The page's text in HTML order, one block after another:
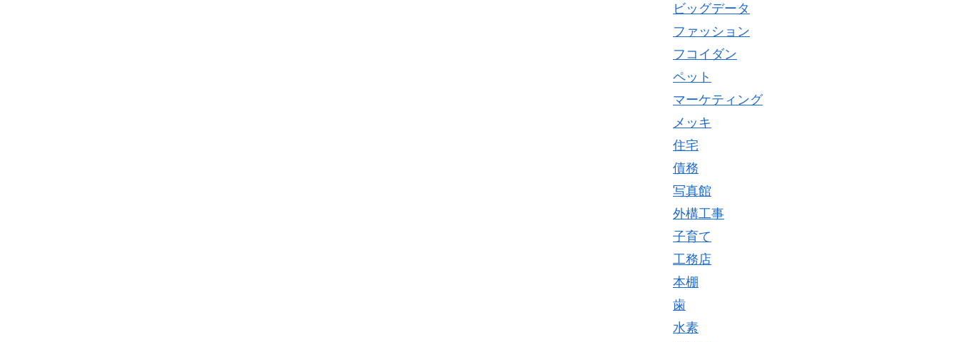
ビッグデータ
ファッション
フコイダン
ペット
マーケティング
メッキ
住宅
債務
写真館
外構工事
子育て
工務店
本棚
歯
水素